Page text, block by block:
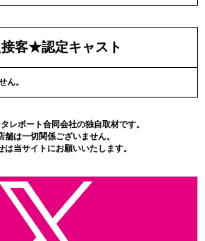
客★認定キャスト
ん。
レポート合同会社の独自取材です。
舗は一切関係ございません。
は当サイトにお願いいたします。